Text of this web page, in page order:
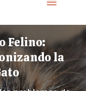
Felino:
la